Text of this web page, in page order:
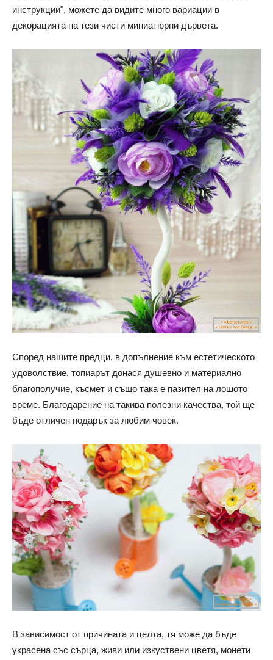
инструкции", можете да видите много вариации в
декорацията на тези чисти миниатюрни дървета.
Според нашите предци, в допълнение към естетическото
удоволствие, топиарът донася душевно и материално
благополучие, късмет и също така е пазител на лошото
време. Благодарение на такива полезни качества, той ще
бъде отличен подарък за любим човек.
В зависимост от причината и целта, тя може да бъде
украсена със сърца, живи или изкуствени цветя, монети